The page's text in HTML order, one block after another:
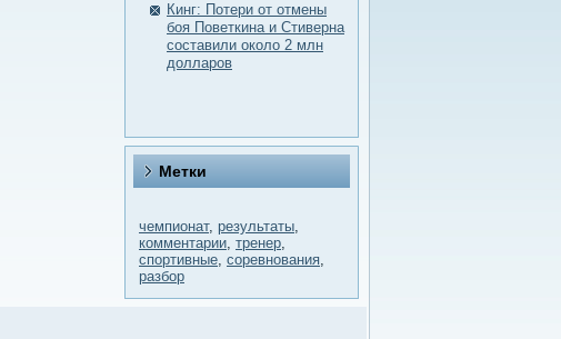
Кинг: Потери от отмены
боя Поветкина и Стиверна
составили около 2 млн
долларов
Метки
чемпионат, результаты,
комментарии, тренер,
спортивные, соревнования,
разбор